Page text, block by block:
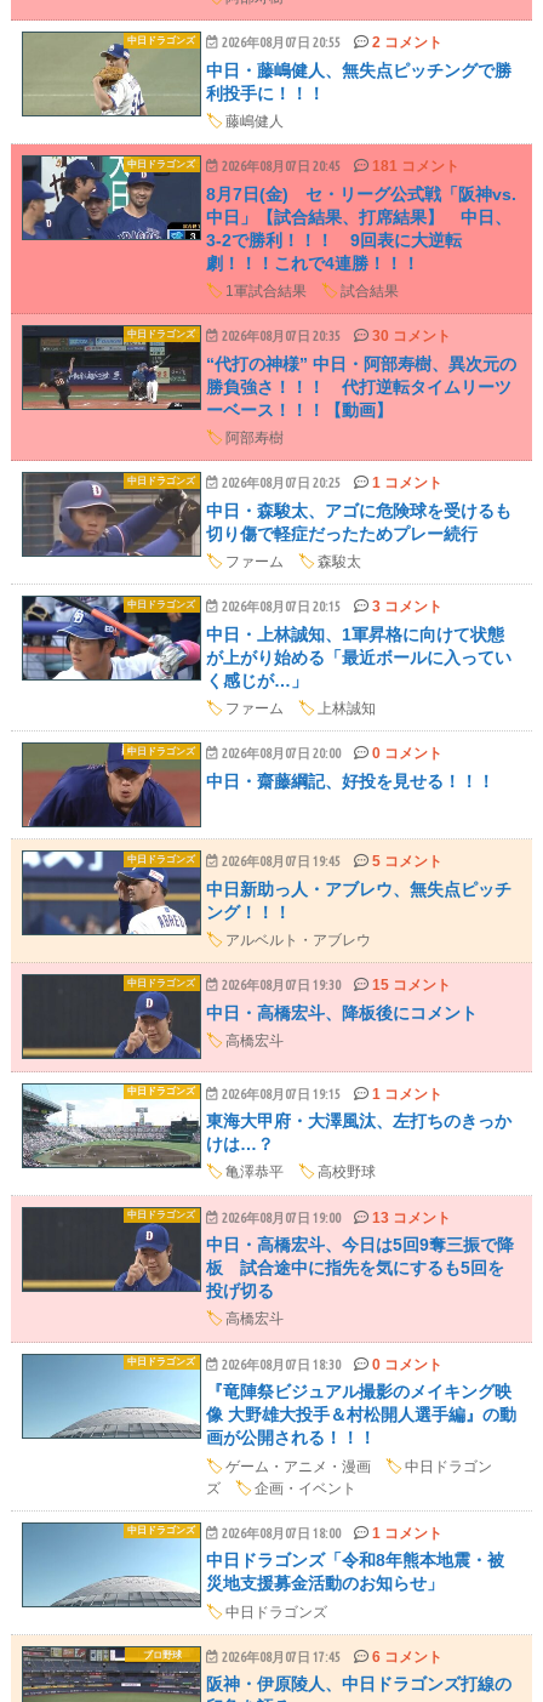
中日ドラゴンズ 2026年08月07日 20:55 2 コメント
中日・藤嶋健人、無失点ピッチングで勝
利投手に！！！
🏷️藤嶋健人
中日ドラゴンズ 2026年08月07日 20:45 181 コメント
8月7日(金) セ・リーグ公式戦「阪神vs.
中日」【試合結果、打席結果】 中日、
3-2で勝利！！！ 9回表に大逆転
劇！！！これで4連勝！！！
🏷️ 1軍試合結果 🏷️ 試合結果
中日ドラゴンズ 2026年08月07日 20:35 30 コメント
“代打の神様” 中日・阿部寿樹、異次元の
勝負強さ！！！ 代打逆転タイムリーツ
ーベース！！！【動画】
🏷️ 阿部寿樹
中日ドラゴンズ 2026年08月07日 20:25 1 コメント
中日・森駿太、アゴに危険球を受けるも
切り傷で軽症だったためプレー続行
🏷️ ファーム 🏷️森駿太
中日ドラゴンズ 2026年08月07日 20:15 3 コメント
中日・上林誠知、1軍昇格に向けて状態
が上がり始める「最近ボールに入ってい
く感じが…」
🏷️ ファーム 🏷️上林誠知
中日ドラゴンズ 2026年08月07日 20:00 0 コメント
中日・齋藤綱記、好投を見せる！！！
中日ドラゴンズ 2026年08月07日 19:45 5 コメント
中日新助っ人・アブレウ、無失点ピッチ
ング！！！
🏷️ アルベルト・アブレウ
中日ドラゴンズ 2026年08月07日 19:30 15 コメント
中日・高橋宏斗、降板後にコメント
🏷️高橋宏斗
中日ドラゴンズ 2026年08月07日 19:15 1 コメント
東海大甲府・大澤風汰、左打ちのきっか
けは…？
🏷️亀澤恭平 🏷️高校野球
中日ドラゴンズ 2026年08月07日 19:00 13 コメント
中日・高橋宏斗、今日は5回9奪三振で降
板 試合途中に指先を気にするも5回を
投げ切る
🏷️高橋宏斗
中日ドラゴンズ 2026年08月07日 18:30 0 コメント
『竜陣祭ビジュアル撮影のメイキング映
像 大野雄大投手＆村松開人選手編』の動
画が公開される！！！
🏷️ゲーム・アニメ・漫画 🏷️中日ドラゴン
ズ 🏷️企画・イベント
中日ドラゴンズ 2026年08月07日 18:00 1 コメント
中日ドラゴンズ「令和8年熊本地震・被
災地支援募金活動のお知らせ」
🏷️中日ドラゴンズ
プロ野球 2026年08月07日 17:45 6 コメント
阪神・伊原陵人、中日ドラゴンズ打線の